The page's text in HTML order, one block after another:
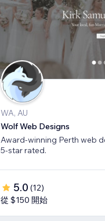
WA, AU
Wolf Web Designs
Award-winning Perth web
5-star rated.
5.0 (12)
從 $150 開始